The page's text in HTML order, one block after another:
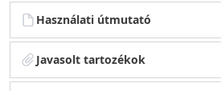
Használati útmutató
Javasolt tartozékok